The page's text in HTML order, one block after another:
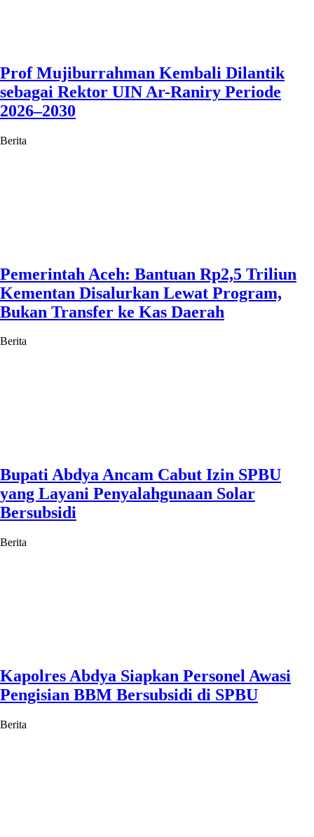
Prof Mujiburrahman Kembali Dilantik
sebagai Rektor UIN Ar-Raniry Periode
2026–2030
Berita
Pemerintah Aceh: Bantuan Rp2,5 Triliun
Kementan Disalurkan Lewat Program,
Bukan Transfer ke Kas Daerah
Berita
Bupati Abdya Ancam Cabut Izin SPBU
yang Layani Penyalahgunaan Solar
Bersubsidi
Berita
Kapolres Abdya Siapkan Personel Awasi
Pengisian BBM Bersubsidi di SPBU
Berita